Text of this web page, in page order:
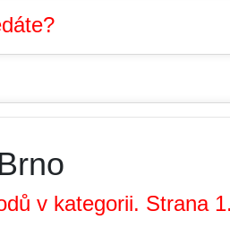
v kategorii. Strana